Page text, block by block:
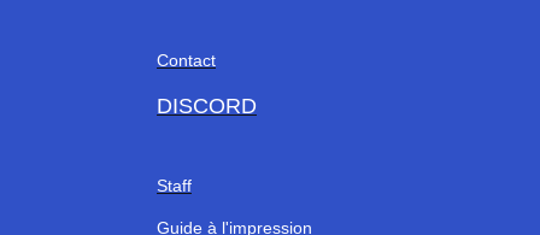
Contact
DISCORD
Staff
Guide à l'impression